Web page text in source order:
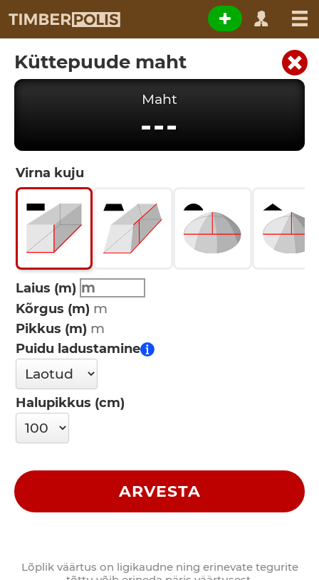
Küttepuude maht
Maht
---
Virna kuju
Laius (m)
Kõrgus (m)
Pikkus (m)
Puidu ladustamine
Halupikkus (cm)
ARVESTA
Lõplik väärtus on ligikaudne ning erinevate tegurite